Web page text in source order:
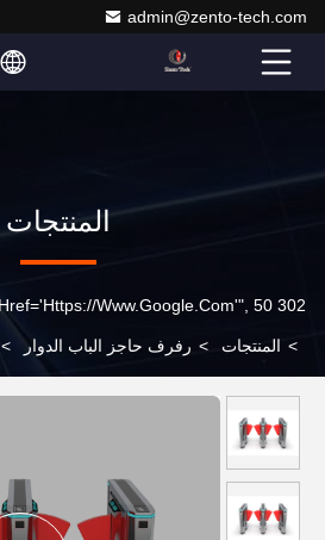
admin@zento-tech.com
المنتجات
302 SetTimeout("javascript:location.href='https://www.google.com'", 50);
> المنتجات > رفرف حاجز الباب الدوار >